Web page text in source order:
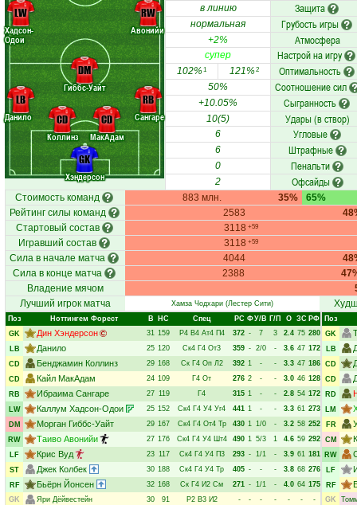
Хэндерсон
Данило
Коллинз
МакАдам
Сангаре
Хадсон-
Одои
Гиббс-Уайт
Авонийи
GK
LB
CD
CD
RB
LW
DM
RW в линию Защита
нормальная Грубость игры
+2% Атмосфера
супер Настрой на игру
102%1 121%2 Оптимальность
50% Соотношение сил
+10.05% Сыгранность
10(5) Удары (в створ)
6 Угловые
6 Штрафные
0 Пенальти
2 Офсайды
Стоимость команд 883 млн. 35%
65%
Рейтинг силы команд
2583
Стартовый состав
3118 +59
Игравший состав 3118 +59
Сила в начале матча 4044
Сила в конце матча
2388
Владение мячом
Лучший игрок матча
Хамза Чодхари (Лестер Сити)
Поз Ноттингем Форест В НC Спец РC ФУ/В Г/П О ЗС РФ
GK
Дин Хэндерсон 31 159 Р4 В4 Ат4 П4 372 - 7 3 2.4 75 280
LB
Данило 25 120 Ск4 Г4 От3 359 - 2/0 - 3.6 47 172
CD
Бенджамин Коллинз 29 168 Ск Г4 Оп Л2 392 1 - - 3.3 47 186
CD
Кайл МакАдам 24 109 Г4 От 276 2 - - 3.0 46 128
RB
Ибраима Сангаре 27 119 Г4 315 1 - - 2.8 54 172
LW
Каллум Хадсон-Одои 25 152 Ск4 Г4 У4 Уг4 441 1 - - 3.3 61 273
DM
Морган Гиббс-Уайт 29 167 Ск4 Г4 От4 Тр 430 1 1/0 - 3.2 58 252
RW
Таиво Авонийи 27 176 Ск4 Г4 У4 Шт4 490 1 5/3 1 4.6 59 292
LF
Крис Вуд 23 117 Ск4 Г4 У4 П3 293 - 1/1 - 3.9 61 181
ST
Джек Колбек 30 188 Ск4 Г4 У4 Тр 405 - - - 3.8 68 276
RF
Бьёрн Йонсен 32 168 Ск Г4 И2 См 271 - 1/1 - 4.0 64 175
GK
Яри Дёйвестейн 30 91 Р2 В3 И2 - - - - - -
-
Поз
GK
LB
CD
CD
RD
LM
FR
CM
RW
LF
RF
GK